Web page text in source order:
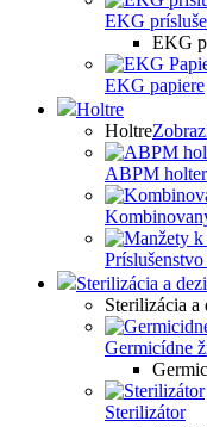
EKG
EKG
EKG papiere
Holtre
Holtre
ABPM holter
Sterilizácia a
Sterilizácia a
Germicídne
Sterilizátor